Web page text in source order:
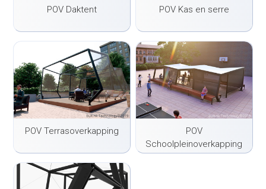
POV Daktent POV Kas en serre
POV Terrasoverkapping
POV
Schoolpleinoverkapping